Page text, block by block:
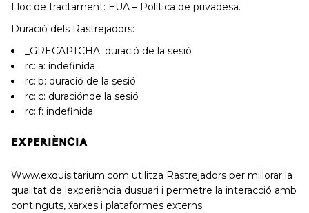
Lloc de tractament: EUA – Política de privadesa.
Duració dels Rastrejadors:
_GRECAPTCHA: duració de la sesió
rc::a: indefinida
rc::b: duració de la sesió
rc::c: duraciónde la sesió
rc::f: indefinida
EXPERIÈNCIA
Www.exquisitarium.com utilitza Rastrejadors per millorar la
qualitat de lexperiència dusuari i permetre la interacció amb
continguts, xarxes i plataformes externs.